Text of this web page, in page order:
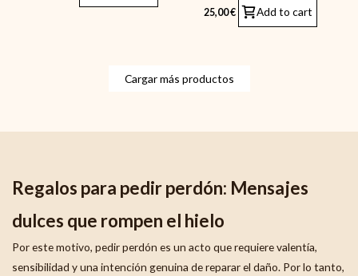
25,00€ Add to cart
Cargar más productos
Regalos para pedir perdón: Mensajes
dulces que rompen el hielo
Por este motivo, pedir perdón es un acto que requiere valentía,
sensibilidad y una intención genuina de reparar el daño. Por lo tanto,